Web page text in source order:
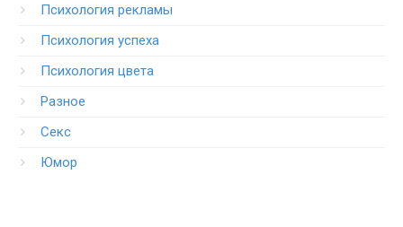
Психология рекламы
Психология успеха
Психология цвета
Разное
Секс
Юмор